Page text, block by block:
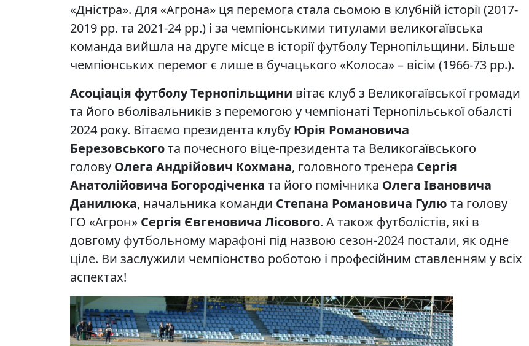
«Дністра». Для «Агрона» ця перемога стала сьомою в клубній історії (2017-
2019 рр. та 2021-24 рр.) і за чемпіонськими титулами великогаївська
команда вийшла на друге місце в історії футболу Тернопільщини. Більше
чемпіонських перемог є лише в бучацького «Колоса» – вісім (1966-73 рр.).
Асоціація футболу Тернопільщини вітає клуб з Великогаївської громади
та його вболівальників з перемогою у чемпіонаті Тернопільської обалсті
2024 року. Вітаємо президента клубу Юрія Романовича
Березовськогота почесного віце-президента та Великогаївського
голову Олега Андрійович Кохмана, головного тренера Сергія
Анатолійовича Богородіченка та його помічника Олега Івановича
Данилюка, начальника команди Степана Романовича Гулю та голову
ГО «Агрон» Сергія Євгеновича Лісового. А також футболістів, які в
довгому футбольному марафоні під назвою сезон-2024 постали, як одне
ціле. Ви заслужили чемпіонство роботою і професійним ставленням у всіх
аспектах!